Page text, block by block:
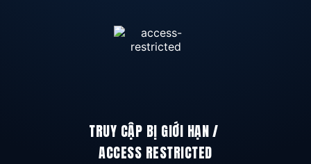
TRUY CẬP BỊ GIỚI HẠN/
ACCESS RESTRICTED